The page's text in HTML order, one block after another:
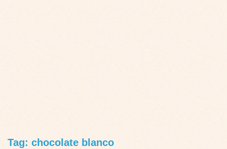
Tag: chocolate blanco